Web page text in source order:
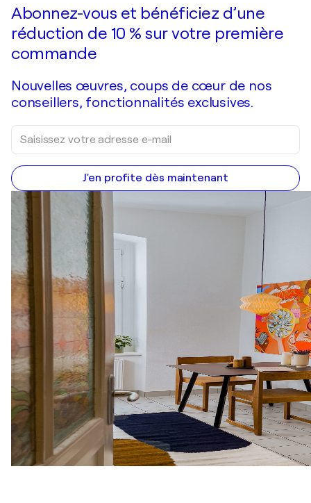
Abonnez-vous et bénéficiez d’une
réduction de 10 % sur votre première
commande
Nouvelles œuvres, coups de cœur de nos
conseillers, fonctionnalités exclusives.
J'en profite dès maintenant